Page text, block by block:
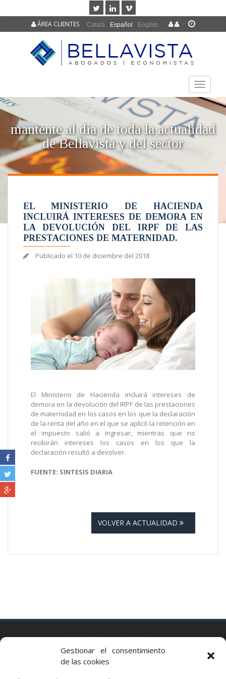
Gestionar el consentimiento
de las cookies
Català Español English
ÁREA CLIENTES
TOGGLE
mantente al día de toda la actualidad
de Bellavista y del sector
EL MINISTERIO DE HACIENDA
INCLUIRÁ INTERESES DE DEMORA EN
LA DEVOLUCIÓN DEL IRPF DE LAS
PRESTACIONES DE MATERNIDAD.
Publicado el 10 de diciembre del 2018
El Ministerio de Hacienda incluirá intereses de
demora en la devolución del IRPF de las prestaciones
de maternidad en los casos en los que la declaración
de la renta del año en el que se aplicó la retención en
el impuesto salió a ingresar, mientras que no
recibirán intereses los casos en los que la
declaración resultó a devolver.
FUENTE: SINTESIS DIARIA
VOLVER A ACTUALIDAD
Via Augusta 2 bis, 3º, 08006 Barcelona